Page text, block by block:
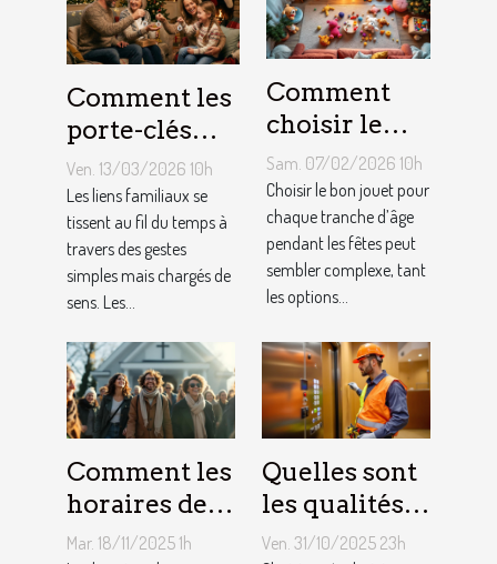
Comment les
porte-clés
personnalisés
peuvent
renforcer les
liens
familiaux ?
Ven. 13/03/2026 10h
Les liens familiaux se
tissent au fil du temps à
travers des gestes
simples mais chargés de
sens. Les...
Comment
choisir le
jouet idéal
pour chaque
âge lors des
fêtes ?
Sam. 07/02/2026 10h
Choisir le bon jouet pour
chaque tranche d’âge
pendant les fêtes peut
sembler complexe, tant
les options...
Comment les
horaires de
messes
Mar. 18/11/2025 1h
Quelles sont
les qualités à
rechercher
Ven. 31/10/2025 23h